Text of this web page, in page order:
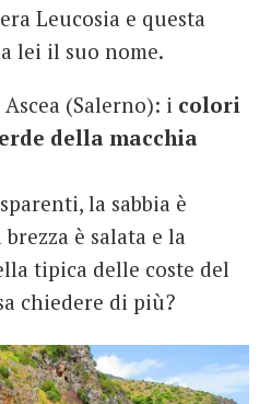
Leucosia e questa
lei il suo nome.
(Salerno): i colori
della macchia
la sabbia è
è salata e la
tipica delle coste del
chiedere di più?